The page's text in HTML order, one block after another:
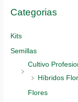
Categorias
Kits
Semillas
Cultivo
Híbridos
Flores